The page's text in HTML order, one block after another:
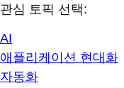
관심 토픽 선택:
AI
애플리케이션 현대화
자동화